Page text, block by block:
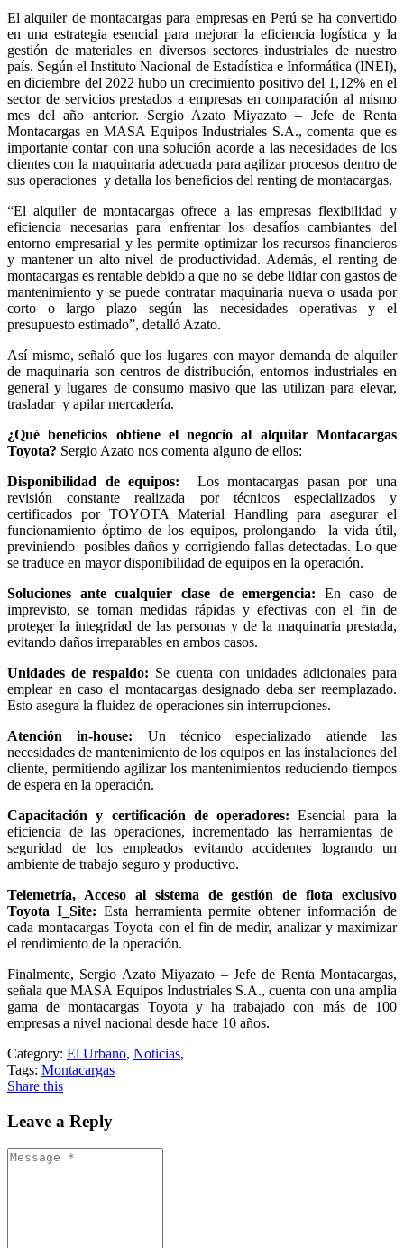
El alquiler de montacargas para empresas en Perú se ha convertido
en una estrategia esencial para mejorar la eficiencia logística y la
gestión de materiales en diversos sectores industriales de nuestro
país. Según el Instituto Nacional de Estadística e Informática (INEI),
en diciembre del 2022 hubo un crecimiento positivo del 1,12% en el
sector de servicios prestados a empresas en comparación al mismo
mes del año anterior. Sergio Azato Miyazato – Jefe de Renta
Montacargas en MASA Equipos Industriales S.A., comenta que es
importante contar con una solución acorde a las necesidades de los
clientes con la maquinaria adecuada para agilizar procesos dentro de
sus operaciones y detalla los beneficios del renting de montacargas.
“El alquiler de montacargas ofrece a las empresas flexibilidad y
eficiencia necesarias para enfrentar los desafíos cambiantes del
entorno empresarial y les permite optimizar los recursos financieros
y mantener un alto nivel de productividad. Además, el renting de
montacargas es rentable debido a que no se debe lidiar con gastos de
mantenimiento y se puede contratar maquinaria nueva o usada por
corto o largo plazo según las necesidades operativas y el
presupuesto estimado”, detalló Azato.
Así mismo, señaló que los lugares con mayor demanda de alquiler
de maquinaria son centros de distribución, entornos industriales en
general y lugares de consumo masivo que las utilizan para elevar,
trasladar y apilar mercadería.
¿Qué beneficios obtiene el negocio al alquilar Montacargas
Toyota? Sergio Azato nos comenta alguno de ellos:
Disponibilidad de equipos: Los montacargas pasan por una
revisión constante realizada por técnicos especializados y
certificados por TOYOTA Material Handling para asegurar el
funcionamiento óptimo de los equipos, prolongando la vida útil,
previniendo posibles daños y corrigiendo fallas detectadas. Lo que
se traduce en mayor disponibilidad de equipos en la operación.
Soluciones ante cualquier clase de emergencia: En caso de
imprevisto, se toman medidas rápidas y efectivas con el fin de
proteger la integridad de las personas y de la maquinaria prestada,
evitando daños irreparables en ambos casos.
Unidades de respaldo: Se cuenta con unidades adicionales para
emplear en caso el montacargas designado deba ser reemplazado.
Esto asegura la fluidez de operaciones sin interrupciones.
Atención in-house: Un técnico especializado atiende las
necesidades de mantenimiento de los equipos en las instalaciones del
cliente, permitiendo agilizar los mantenimientos reduciendo tiempos
de espera en la operación.
Capacitación y certificación de operadores: Esencial para la
eficiencia de las operaciones, incrementado las herramientas de
seguridad de los empleados evitando accidentes logrando un
ambiente de trabajo seguro y productivo.
Telemetría, Acceso al sistema de gestión de flota exclusivo
Toyota I_Site: Esta herramienta permite obtener información de
cada montacargas Toyota con el fin de medir, analizar y maximizar
el rendimiento de la operación.
Finalmente, Sergio Azato Miyazato – Jefe de Renta Montacargas,
señala que MASA Equipos Industriales S.A., cuenta con una amplia
gama de montacargas Toyota y ha trabajado con más de 100
empresas a nivel nacional desde hace 10 años.
Category: El Urbano, Noticias,
Tags: Montacargas
Share this
Leave a Reply